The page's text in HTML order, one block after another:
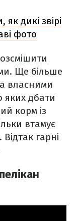
дикі звірі
фото
Ще більше
власними
дбати
корм із
втамує
гарні